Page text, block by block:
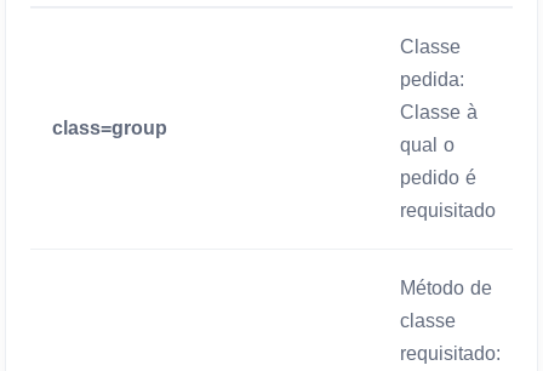
class=group
Classe
pedida:
Classe à
qual o
pedido é
requisitado
Método de
classe
requisitado: